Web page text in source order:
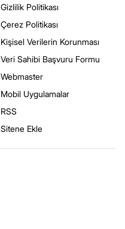
Gizlilik Politikası
Çerez Politikası
Kişisel Verilerin Korunması
Veri Sahibi Başvuru Formu
Webmaster
Mobil Uygulamalar
RSS
Sitene Ekle